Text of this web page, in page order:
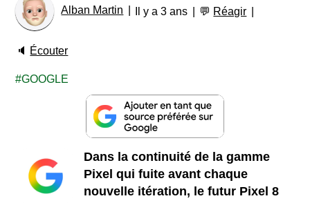
Alban Martin Il y a 3 ans 💬 Réagir
🔈 Écouter
GOOGLE
Dans la continuité de la gamme
Pixel qui fuite avant chaque
nouvelle itération, le futur Pixel 8